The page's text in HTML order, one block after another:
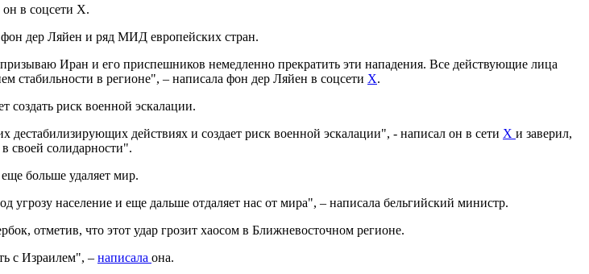
он в соцсети X.
дер Ляйен и ряд МИД европейских стран.
Иран и его приспешников немедленно прекратить эти нападения. Все действующие лица
стабильности в регионе", – написала фон дер Ляйен в соцсети Х.
риск военной эскалации.
действиях и создает риск военной эскалации", - написал он в сети X и заверил,
своей солидарности".
еще больше удаляет мир.
угрозу население и еще дальше отдаляет нас от мира", – написала бельгийский министр.
отметив, что этот удар грозит хаосом в Ближневосточном регионе.
с Израилем", – написала она.